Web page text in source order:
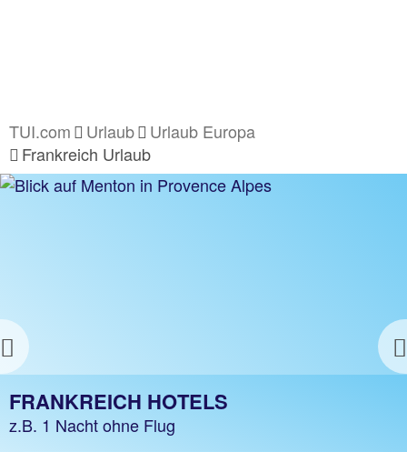
TUI.com Urlaub
Urlaub Europa
Frankreich Urlaub
Previous
FRANKREICH URLAUB
z.B. 1 Woche Hotel inkl. Flug
FRANKREICH HOTELS
z.B. 1 Nacht ohne Flug